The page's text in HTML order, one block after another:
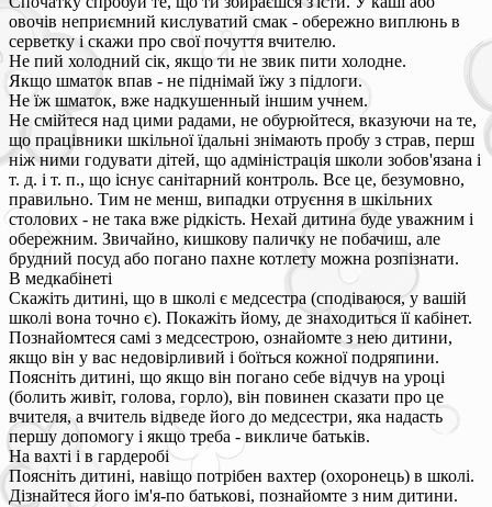
овочів неприємний кислуватий смак - обережно виплюнь в
серветку і скажи про свої почуття вчителю.
Не пий холодний сік, якщо ти не звик пити холодне.
Якщо шматок впав - не піднімай їжу з підлоги.
Не їж шматок, вже надкушенный іншим учнем.
Не смійтеся над цими радами, не обурюйтеся, вказуючи на те,
що працівники шкільної їдальні знімають пробу з страв, перш
ніж ними годувати дітей, що адміністрація школи зобов'язана і
т. д. і т. п., що існує санітарний контроль. Все це, безумовно,
правильно. Тим не менш, випадки отруєння в шкільних
столових - не така вже рідкість. Нехай дитина буде уважним і
обережним. Звичайно, кишкову паличку не побачиш, але
брудний посуд або погано пахне котлету можна розпізнати.
В медкабінеті
Скажіть дитині, що в школі є медсестра (сподіваюся, у вашій
школі вона точно є). Покажіть йому, де знаходиться її кабінет.
Познайомтеся самі з медсестрою, ознайомте з нею дитини,
якщо він у вас недовірливий і боїться кожної подряпини.
Поясніть дитині, що якщо він погано себе відчув на уроці
(болить живіт, голова, горло), він повинен сказати про це
вчителя, а вчитель відведе його до медсестри, яка надасть
першу допомогу і якщо треба - викличе батьків.
На вахті і в гардеробі
Поясніть дитині, навіщо потрібен вахтер (охоронець) в школі.
Дізнайтеся його ім'я-по батькові, познайомте з ним дитини.